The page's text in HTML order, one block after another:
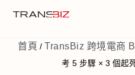
首頁 / TransBiz 跨境電商
考 5 步驟 × 3 個起